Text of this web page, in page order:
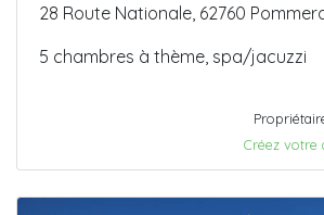
28 Route Nationale, 62760
5 chambres à thème, spa/jacuzzi
Créez votre